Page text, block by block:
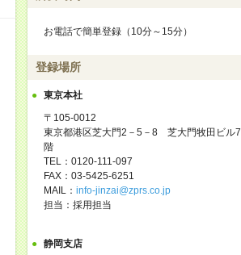
お電話で簡単登録（10分～15分）
登録場所
東京本社
〒105-0012
東京都港区芝大門2－5－8 芝大門牧田ビル7
階
TEL：0120-111-097
FAX：03-5425-6251
MAIL： info-jinzai@zprs.co.jp
担当：採用担当
静岡支店